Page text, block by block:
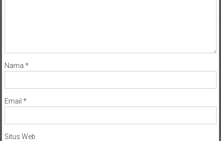
Nama *
Email *
Situs Web